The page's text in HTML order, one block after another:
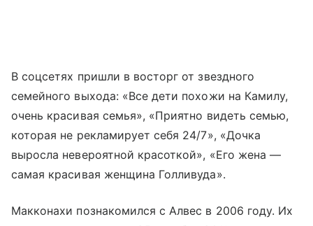
В соцсетях пришли в восторг от звездного
семейного выхода: «Все дети похожи на Камилу,
очень красивая семья», «Приятно видеть семью,
которая не рекламирует себя 24/7», «Дочка
выросла невероятной красоткой», «Его жена —
самая красивая женщина Голливуда».
Макконахи познакомился с Алвес в 2006 году. Их